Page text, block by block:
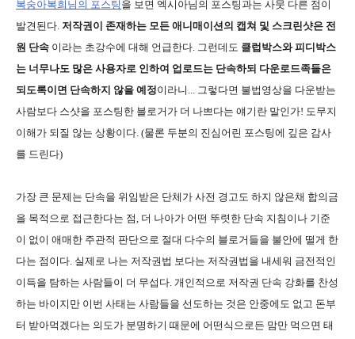
복숭아복희님의 포스팅 을 보면 엑시아님의 포스팅과는 사뭇 다른 점이
발견된다. 저작권이 존재하는 모든 애니매이션의 캡쳐 및 스크린샷은 전
원 단속 이라는 초강수에 대해 언급한다. 그런데도 클럽박스와 피디박스
는 너무나도 많은 사용자로 인하여 업로드는 단속하되 다운로드족들은
되도록이면 단속하지 않을 예정이라니... 그렇다면 불법영상을 다운받는
사람보다 스샷을 포스팅한 블로거가 더 나쁘다는 얘기란 말인가! 도무지
이해가 되질 않는 상황이다. (물론 두분의 진심어린 포스팅에 깊은 감사
를 드린다)
가장 큰 문제는 단속을 위임받은 단체가 사전 경고도 하지 않은채 합의금
을 목적으로 접근한다는 점, 더 나아가 어떤 뚜렷한 단속 지침이나 기준
이 없이 애매한 주관적 판단으로 절대 다수의 블로거들을 불안에 떨게 한
다는 점이다. 실제로 나는 저작권법 보다는 저작권법을 내세워 금전적인
이득을 탐하는 사람들이 더 무섭다. 개인적으로 저작권 단속 강화를 찬성
하는 바이지만 이번 사태는 사람들을 선도하는 것은 안중에도 없고 돈부
터 받아먹겠다는 의도가 분명하기 때문에 어떤식으로든 맘만 먹으면 태